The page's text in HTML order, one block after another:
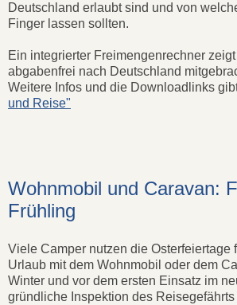
Deutschland erlaubt sind und von
Finger lassen sollten.
Ein integrierter Freimengenrechner
abgabenfrei nach Deutschland
Weitere Infos und die Downloadlinks
und Reise"
Wohnmobil und Caravan:
Frühling
Viele Camper nutzen die Osterfeiertage
Urlaub mit dem Wohnmobil oder dem
Winter und vor dem ersten Einsatz im
gründliche Inspektion des